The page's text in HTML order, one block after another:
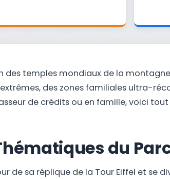
des temples mondiaux de la
des zones familiales ultra-
de crédits ou en famille, voici
du
de sa réplique de la Tour Eiffel et se